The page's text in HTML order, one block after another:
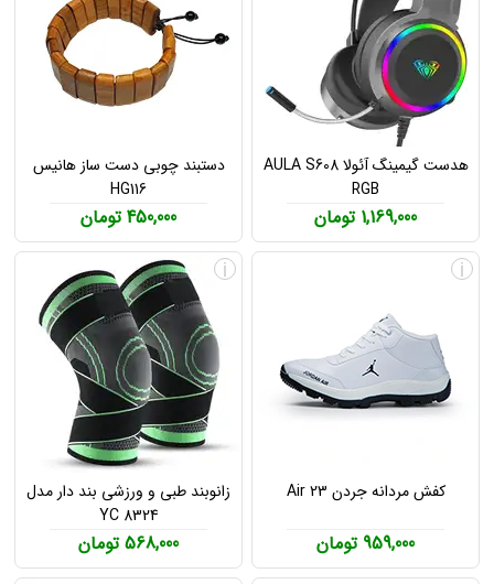
هدست گیمینگ آئولا AULA S608
RGB
1,169,000 تومان
دستبند چوبی دست ساز هانیس
HG116
450,000 تومان
کفش مردانه جردن Air 23
959,000 تومان
i
زانوبند طبی و ورزشی بند دار مدل
YC 8324
568,000 تومان
i